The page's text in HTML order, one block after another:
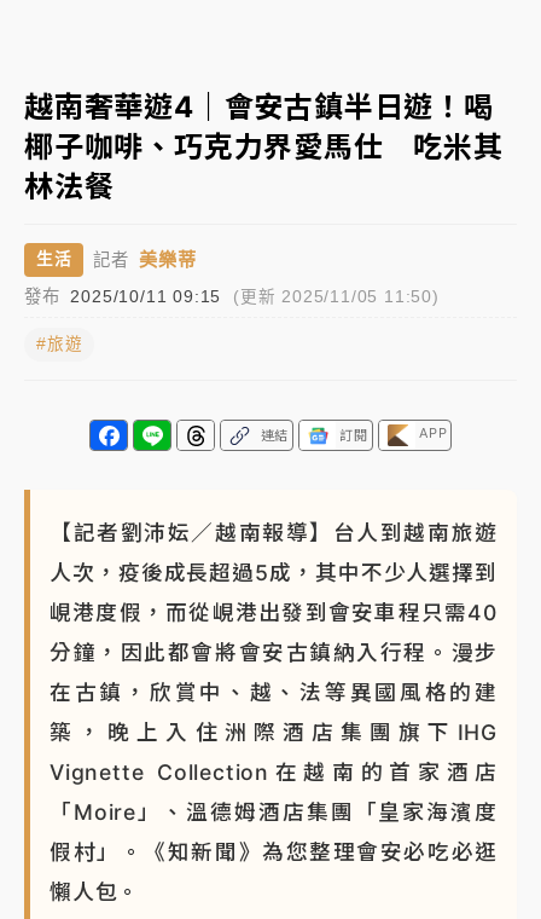
旅局回應了
中信慈善基金會想增加董事人數！辜仲諒向法院聲請遭
駁 理由曝光
故宮《龍藏經》特展第2檔！今線上預約開賣一度塞車
周六起展出延長至晚上7時
押庭
雨熱區曝
越南奢華遊4｜會安古鎮半日遊！喝
椰子咖啡、巧克力界愛馬仕 吃米其
林法餐
生活 記者 美樂蒂
發布 2025/10/11 09:15 (更新 2025/11/05 11:50)
#旅遊
連結 訂閱 APP
【記者劉沛妘／越南報導】台人到越南旅遊
人次，疫後成長超過5成，其中不少人選擇到
峴港度假，而從峴港出發到會安車程只需40
分鐘，因此都會將會安古鎮納入行程。漫步
在古鎮，欣賞中、越、法等異國風格的建
築，晚上入住洲際酒店集團旗下IHG
Vignette Collection在越南的首家酒店
「Moire」、溫德姆酒店集團「皇家海濱度
假村」。《知新聞》為您整理會安必吃必逛
懶人包。